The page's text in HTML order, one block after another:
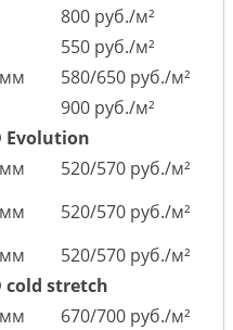
800 руб./м²
550 руб./м²
580/650 руб./м²
900 руб./м²
Evolution
520/570 руб./м²
520/570 руб./м²
520/570 руб./м²
cold stretch
670/700 руб./м²